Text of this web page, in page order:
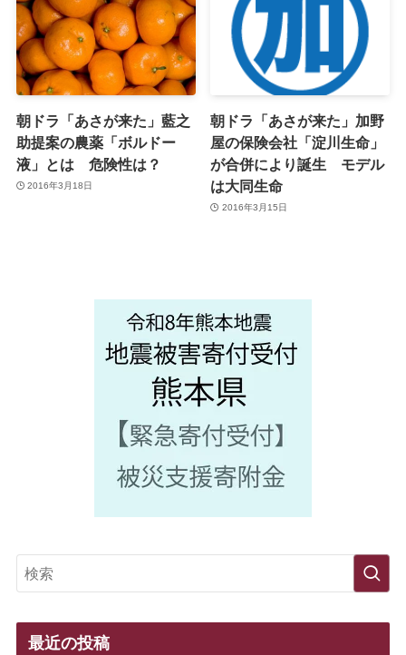
朝ドラ「あさが来た」藍之
助提案の農薬「ボルドー
液」とは 危険性は？
2016年3月18日
朝ドラ「あさが来た」加野
屋の保険会社「淀川生命」
が合併により誕生 モデル
は大同生命
2016年3月15日
最近の投稿